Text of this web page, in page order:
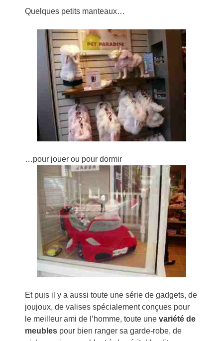
Quelques petits manteaux…
…pour jouer ou pour dormir
Et puis il y a aussi toute une série de gadgets, de
joujoux, de valises spécialement conçues pour
le meilleur ami de l’homme, toute unevariété de
meubles pour bien ranger sa garde-robe, de